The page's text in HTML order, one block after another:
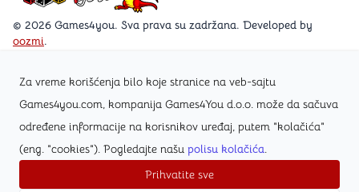
Za vreme korišćenja bilo koje stranice na veb-sajtu
Games4you.com, kompanija Games4You d.o.o. može da sačuva
određene informacije na korisnikov uređaj, putem "kolačića"
(eng. "cookies"). Pogledajte našu polisu kolačića.
Prihvatite sve
© 2026 Games4you. Sva prava su zadržana. Developed by
oozmi.
Posetite Facebook stranicu /Games4you.rs
Zapratite Instagram profil @games4yours